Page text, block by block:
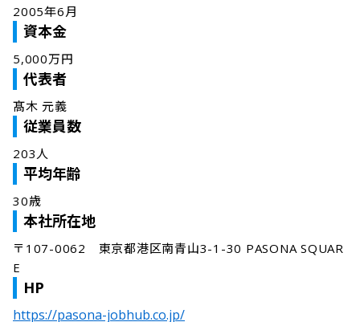
2005年6月
資本金
5,000万円
代表者
髙木 元義
従業員数
203人
平均年齢
30歳
本社所在地
〒107-0062　東京都港区南青山3-1-30 PASONA SQUAR
E
HP
https://pasona-jobhub.co.jp/